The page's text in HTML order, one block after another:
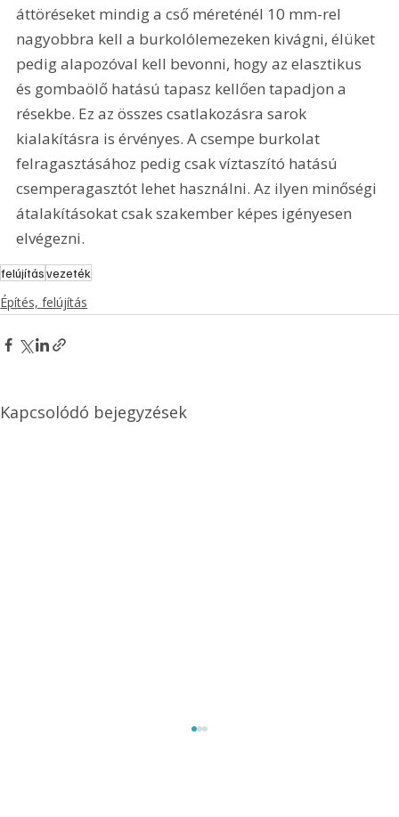
áttöréseket mindig a cső méreténél 10 mm-rel
nagyobbra kell a burkolólemezeken kivágni, élüket
pedig alapozóval kell bevonni, hogy az elasztikus
és gombaölő hatású tapasz kellően tapadjon a
résekbe. Ez az összes csatlakozásra sarok
kialakításra is érvényes. A csempe burkolat
felragasztásához pedig csak víztaszító hatású
csemperagasztót lehet használni. Az ilyen minőségi
átalakításokat csak szakember képes igényesen
elvégezni.
felújításvezeték
Építés, felújítás
Kapcsolódó bejegyzések